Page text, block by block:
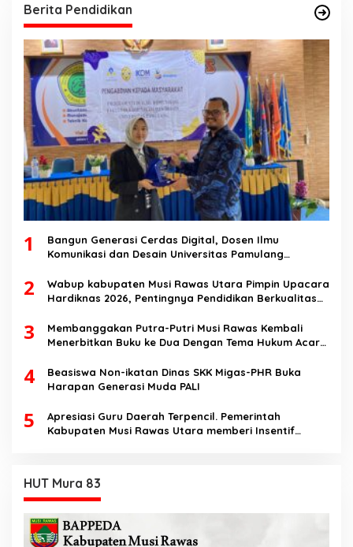
Berita Pendidikan
1
Bangun Generasi Cerdas Digital, Dosen Ilmu
Komunikasi dan Desain Universitas Pamulang
Speech di SMK Ikhlas Jawilan
2
Wabup kabupaten Musi Rawas Utara Pimpin Upacara
Hardiknas 2026, Pentingnya Pendidikan Berkualitas
3
Membanggakan Putra-Putri Musi Rawas Kembali
Menerbitkan Buku ke Dua Dengan Tema Hukum Acara
4
Beasiswa Non-ikatan Dinas SKK Migas-PHR Buka
Harapan Generasi Muda PALI
5
Apresiasi Guru Daerah Terpencil. Pemerintah
Kabupaten Musi Rawas Utara memberi Insentif
HUT Mura 83